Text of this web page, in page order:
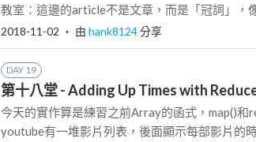
教室：這邊的article不是文章，而是「冠詞」，
2018-11-02 ‧ 由 hank8124分享
DAY 19
第十八堂 - Adding Up Times with
今天的實作算是練習之前Array的函式，map()和
youtube有一堆影片列表，後面顯示每部影片的時